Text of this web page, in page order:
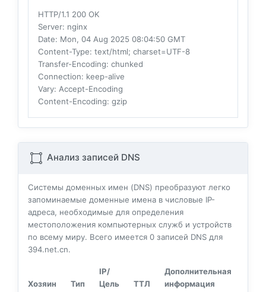
HTTP/1.1 200 OK
Server: nginx
Date: Mon, 04 Aug 2025 08:04:50 GMT
Content-Type: text/html; charset=UTF-8
Transfer-Encoding: chunked
Connection: keep-alive
Vary: Accept-Encoding
Content-Encoding: gzip
Анализ записей DNS
Системы доменных имен (DNS) преобразуют легко
запоминаемые доменные имена в числовые IP-
адреса, необходимые для определения
местоположения компьютерных служб и устройств
по всему миру. Всего имеется 0 записей DNS для
394.net.cn.
Хозяин Тип
IP/
Цель
ТТЛ
Дополнительная
информация